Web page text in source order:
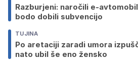
Razburjeni: naročili e-
bodo dobili subvencijo
TUJINA
Po aretaciji zaradi umora
nato ubil še eno žensko